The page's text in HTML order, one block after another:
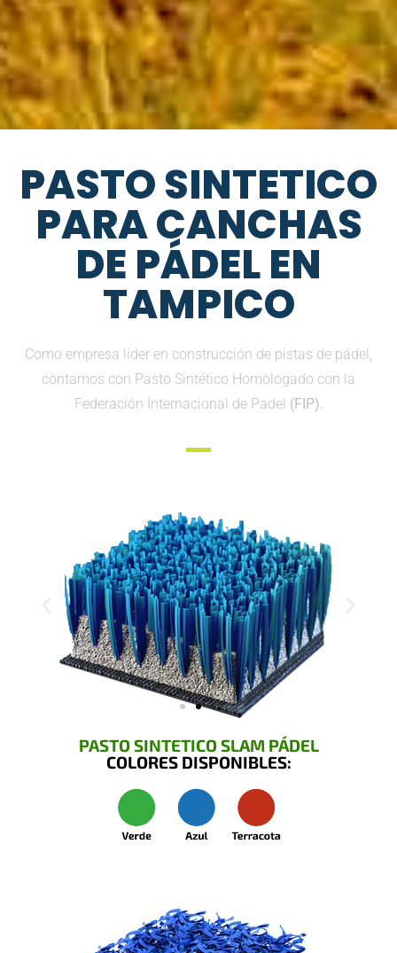
PASTO SINTETICO
PARA CANCHAS
DE PÁDEL EN
TAMPICO
Como empresa lider en construcción de pistas de pádel,
contamos con Pasto Sintético Homologado con la
Federación Internacional de Padel (FIP).
PASTO SINTETICO SLAM PÁDEL
COLORES DISPONIBLES: